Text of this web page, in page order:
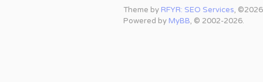
Theme by RFYR: SEO Services, ©2026
Powered by MyBB, © 2002-2026.